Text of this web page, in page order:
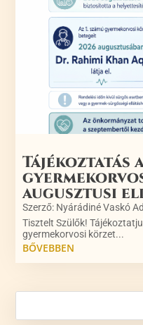
Tájékoztatás
augusztusi
Szerző: Nyárádiné Vaskó
Tisztelt Szülők!
gyermekorvosi körzet...
BŐVEBBEN